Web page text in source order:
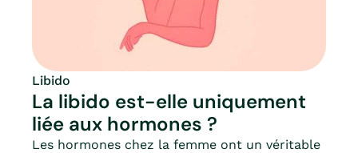
Libido
La libido est-elle uniquement
liée aux hormones ?
Les hormones chez la femme ont un véritable